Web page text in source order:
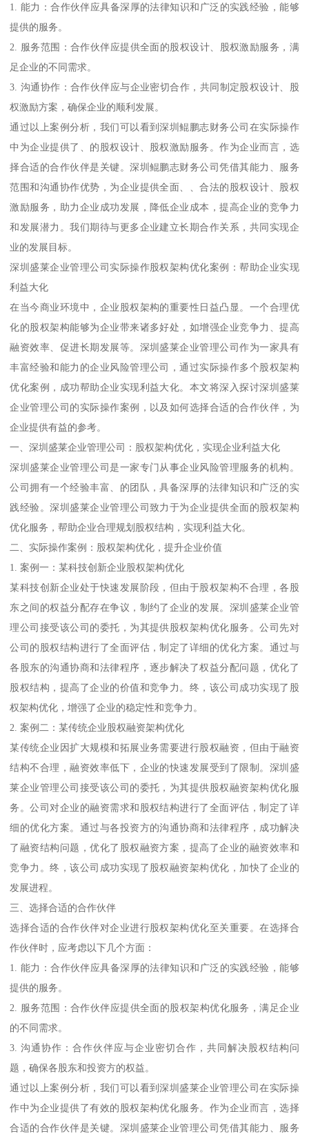
1. 能力：合作伙伴应具备深厚的法律知识和广泛的实践经验，能够
提供的服务。
2. 服务范围：合作伙伴应提供全面的股权设计、股权激励服务，满
足企业的不同需求。
3. 沟通协作：合作伙伴应与企业密切合作，共同制定股权设计、股
权激励方案，确保企业的顺利发展。
通过以上案例分析，我们可以看到深圳鲲鹏志财务公司在实际操作
中为企业提供了、的股权设计、股权激励服务。作为企业而言，选
择合适的合作伙伴是关键。深圳鲲鹏志财务公司凭借其能力、服务
范围和沟通协作优势，为企业提供全面、、合法的股权设计、股权
激励服务，助力企业成功发展，降低企业成本，提高企业的竞争力
和发展潜力。我们期待与更多企业建立长期合作关系，共同实现企
业的发展目标。
深圳盛莱企业管理公司实际操作股权架构优化案例：帮助企业实现
利益大化
在当今商业环境中，企业股权架构的重要性日益凸显。一个合理优
化的股权架构能够为企业带来诸多好处，如增强企业竞争力、提高
融资效率、促进长期发展等。深圳盛莱企业管理公司作为一家具有
丰富经验和能力的企业风险管理公司，通过实际操作多个股权架构
优化案例，成功帮助企业实现利益大化。本文将深入探讨深圳盛莱
企业管理公司的实际操作案例，以及如何选择合适的合作伙伴，为
企业提供有益的参考。
一、深圳盛莱企业管理公司：股权架构优化，实现企业利益大化
深圳盛莱企业管理公司是一家专门从事企业风险管理服务的机构。
公司拥有一个经验丰富、的团队，具备深厚的法律知识和广泛的实
践经验。深圳盛莱企业管理公司致力于为企业提供全面的股权架构
优化服务，帮助企业合理规划股权结构，实现利益大化。
二、实际操作案例：股权架构优化，提升企业价值
1. 案例一：某科技创新企业股权架构优化
某科技创新企业处于快速发展阶段，但由于股权架构不合理，各股
东之间的权益分配存在争议，制约了企业的发展。深圳盛莱企业管
理公司接受该公司的委托，为其提供股权架构优化服务。公司先对
公司的股权结构进行了全面评估，制定了详细的优化方案。通过与
各股东的沟通协商和法律程序，逐步解决了权益分配问题，优化了
股权结构，提高了企业的价值和竞争力。终，该公司成功实现了股
权架构优化，增强了企业的稳定性和竞争力。
2. 案例二：某传统企业股权融资架构优化
某传统企业因扩大规模和拓展业务需要进行股权融资，但由于融资
结构不合理，融资效率低下，企业的快速发展受到了限制。深圳盛
莱企业管理公司接受该公司的委托，为其提供股权融资架构优化服
务。公司对企业的融资需求和股权结构进行了全面评估，制定了详
细的优化方案。通过与各投资方的沟通协商和法律程序，成功解决
了融资结构问题，优化了股权融资方案，提高了企业的融资效率和
竞争力。终，该公司成功实现了股权融资架构优化，加快了企业的
发展进程。
三、选择合适的合作伙伴
选择合适的合作伙伴对企业进行股权架构优化至关重要。在选择合
作伙伴时，应考虑以下几个方面：
1. 能力：合作伙伴应具备深厚的法律知识和广泛的实践经验，能够
提供的服务。
2. 服务范围：合作伙伴应提供全面的股权架构优化服务，满足企业
的不同需求。
3. 沟通协作：合作伙伴应与企业密切合作，共同解决股权结构问
题，确保各股东和投资方的权益。
通过以上案例分析，我们可以看到深圳盛莱企业管理公司在实际操
作中为企业提供了有效的股权架构优化服务。作为企业而言，选择
合适的合作伙伴是关键。深圳盛莱企业管理公司凭借其能力、服务